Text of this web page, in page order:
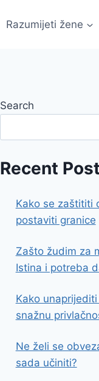
Razumijeti žene
Search
Recent
Kako se zaštititi
postaviti granice
Zašto žudim za
Istina i potreba
Kako
snažnu
Ne želi se
sada učiniti?